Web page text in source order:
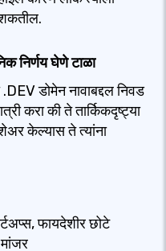
निर्णय घेणे टाळा
डोमेन नावाबद्दल निवड
करा की ते तार्किकदृष्ट्या
केल्यास ते त्यांना
फायदेशीर छोटे